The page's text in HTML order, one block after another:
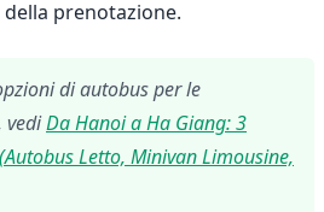
prenotazione.
di autobus per le
vediDa Hanoi a Ha Giang: 3
Letto, Minivan Limousine,